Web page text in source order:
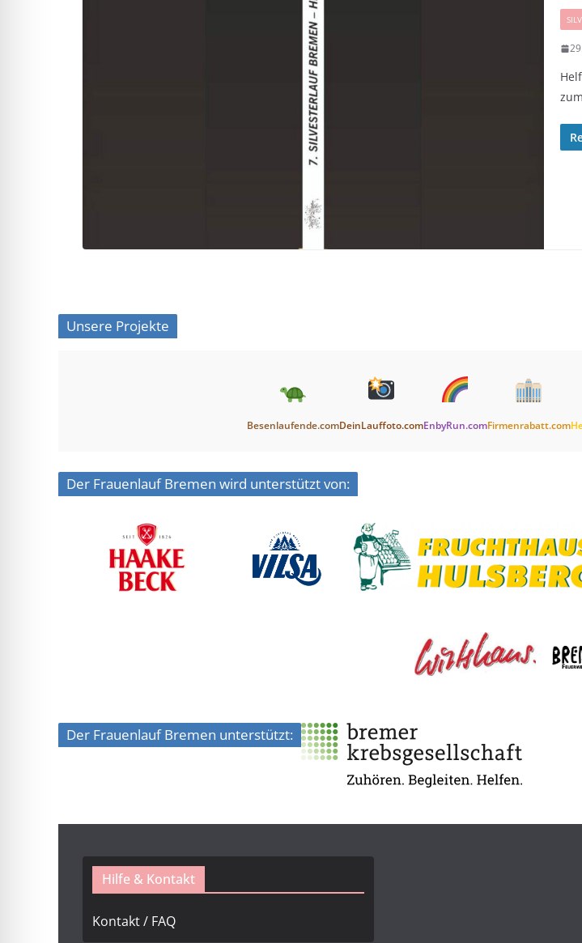
Unsere Projekte
Besenlaufende.comDeinLauffoto.comEnbyRun.comFirmenrabatt.com
Der Frauenlauf Bremen wird unterstützt von:
Der Frauenlauf Bremen unterstützt:
Hilfe & Kontakt
Kontakt / FAQ